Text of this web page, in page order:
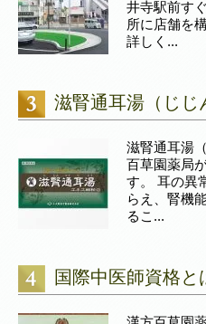
井寺駅前す
所に店舗を
詳しく...
滋腎通耳湯（じじ
滋腎通耳湯
百草園薬局
す。 耳の異
らえ、腎機
るこ...
国際中医師資格と